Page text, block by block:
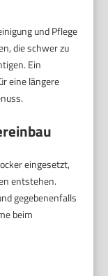
und Pflege
die schwer zu
Ein
eine längere
eingesetzt,
entstehen.
gegebenenfalls
beim